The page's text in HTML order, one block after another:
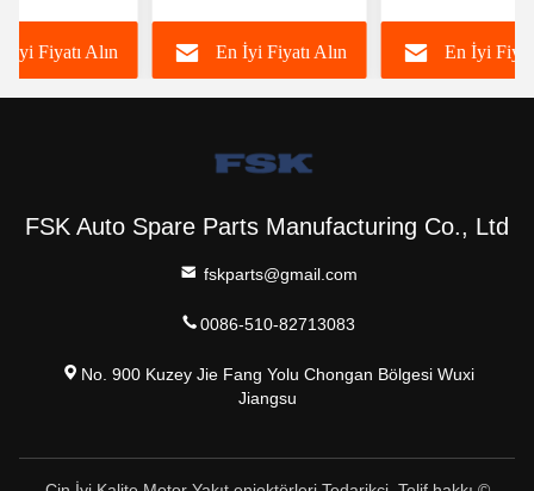
Yakıt
Ortak
Enjekteörü
İyi Fiyatı Alın
612630090055 Sabit
FSKG En İyi Fiyatı Alın
‎6420701287
İçin
En İyi
FSK Auto Spare Parts Manufacturing Co., Ltd
fskparts@gmail.com
0086-510-82713083
No. 900 Kuzey Jie Fang Yolu Chongan Bölgesi Wuxi
Jiangsu